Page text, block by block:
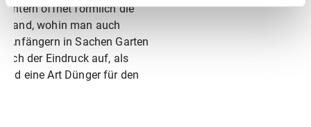
öffnet förmlich die
Sand, wohin man auch
Anfängern in Sachen Garten
sich der Eindruck auf, als
eine Art Dünger für den